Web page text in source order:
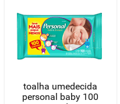
toalha umedecida
personal baby 100